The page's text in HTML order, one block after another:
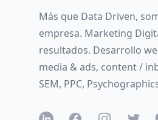
Más que Data Driven,
empresa. Marketing
resultados. Desarrollo
media & ads, content /
SEM, PPC,